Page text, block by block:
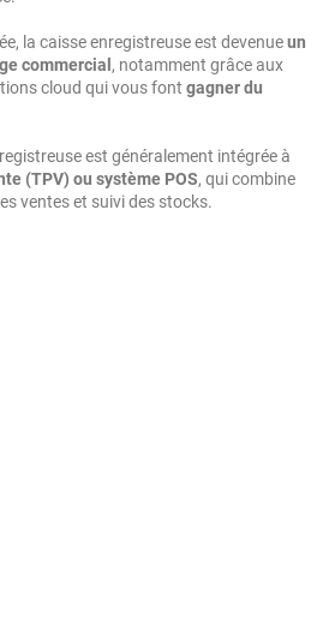
la caisse enregistreuse est devenueun
commercial , notamment grâce aux
cloud qui vous font gagner du
est généralement intégrée à
(TPV) ou système POS, qui combine
ventes et suivi des stocks.